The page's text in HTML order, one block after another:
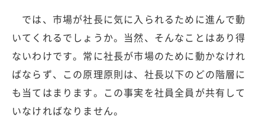
では、市場が社長に気に入られるために進んで動
いてくれるでしょうか。当然、そんなことはあり得
ないわけです。常に社長が市場のために動かなけれ
ばならず、この原理原則は、社長以下のどの階層に
も当てはまります。この事実を社員全員が共有して
いなければなりません。